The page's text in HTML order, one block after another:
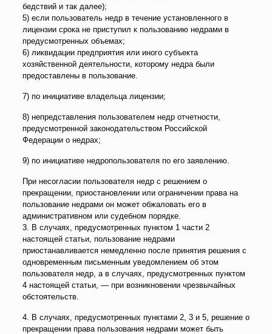
бедствий и так далее);
5) если пользователь недр в течение установленного в
лицензии срока не приступил к пользованию недрами в
предусмотренных объемах;
6) ликвидации предприятия или иного субъекта
хозяйственной деятельности, которому недра были
предоставлены в пользование.
7) по инициативе владельца лицензии;
8) непредставления пользователем недр отчетности,
предусмотренной законодательством Российской
Федерации о недрах;
9) по инициативе недропользователя по его заявлению.
При несогласии пользователя недр с решением о
прекращении, приостановлении или ограничении права на
пользование недрами он может обжаловать его в
административном или судебном порядке.
3. В случаях, предусмотренных пунктом 1 части 2
настоящей статьи, пользование недрами
приостанавливается немедленно после принятия решения с
одновременным письменным уведомлением об этом
пользователя недр, а в случаях, предусмотренных пунктом
4 настоящей статьи, — при возникновении чрезвычайных
обстоятельств.
4. В случаях, предусмотренных пунктами 2, 3 и 5, решение о
прекращении права пользования недрами может быть